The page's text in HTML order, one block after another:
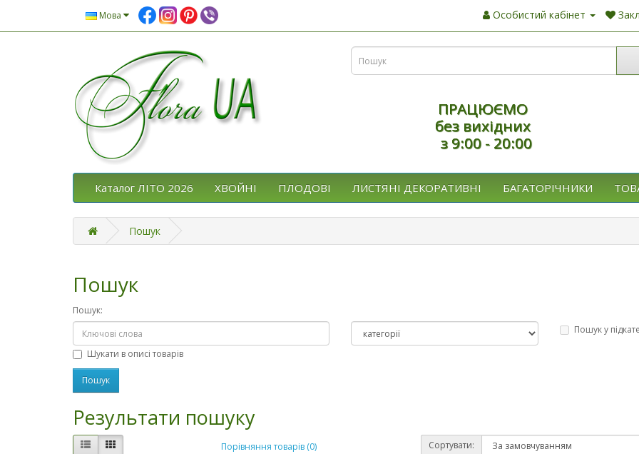
Мова Особистий кабінет
ПРАЦЮЄМО
без вихідних
з 9:00 - 20:00
Каталог ЛІТО 2026 ХВОЙНІ ПЛОДОВІ ЛИСТЯНІ ДЕКОРАТИВНІ БАГАТОРІЧНИКИ
Пошук
Пошук
Пошук:
Пошук у
Шукати в описі товарів
Результати пошуку
Порівняння товарів (0) Сортувати: